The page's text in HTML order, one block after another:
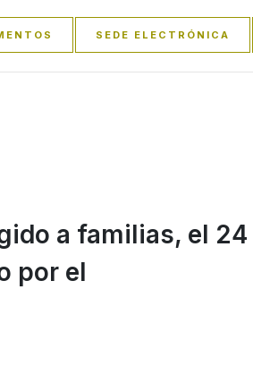
SEDE ELECTRÓNICA
a familias, el 24
por el